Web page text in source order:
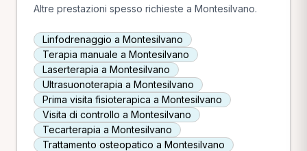
Altre prestazioni spesso richieste a Montesilvano.
Linfodrenaggio a Montesilvano
Terapia manuale a Montesilvano
Laserterapia a Montesilvano
Ultrasuonoterapia a Montesilvano
Prima visita fisioterapica a Montesilvano
Visita di controllo a Montesilvano
Tecarterapia a Montesilvano
Trattamento osteopatico a Montesilvano